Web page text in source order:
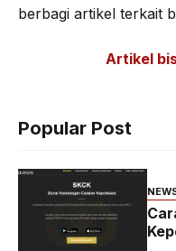
berbagi artikel terkait
Artikel
Popular Post